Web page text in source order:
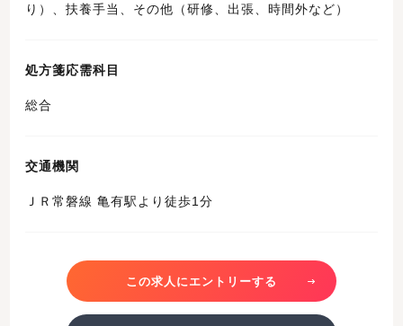
り）、扶養手当、その他（研修、出張、時間外など）
処方箋応需科目
総合
交通機関
ＪＲ常磐線 亀有駅より徒歩1分
この求人にエントリーする